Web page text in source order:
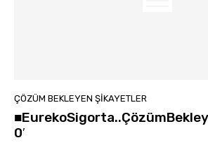
ÇÖZÜM BEKLEYEN ŞIKAYETLER
0′